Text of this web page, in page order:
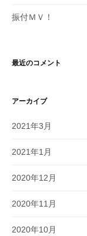
振付ＭＶ！
最近のコメント
アーカイブ
2021年3月
2021年1月
2020年12月
2020年11月
2020年10月